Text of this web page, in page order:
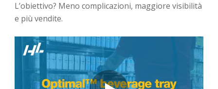
L’obiettivo? Meno complicazioni, maggiore visibilità
e più vendite.